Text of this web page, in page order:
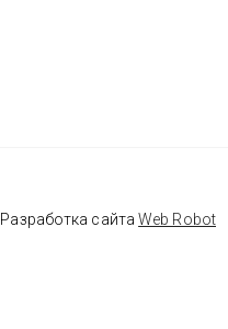
Разработка сайтаWeb Robot